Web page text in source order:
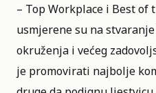
– Top Workplace i Best of
usmjerene su na
okruženja i većeg
je promovirati najbolje